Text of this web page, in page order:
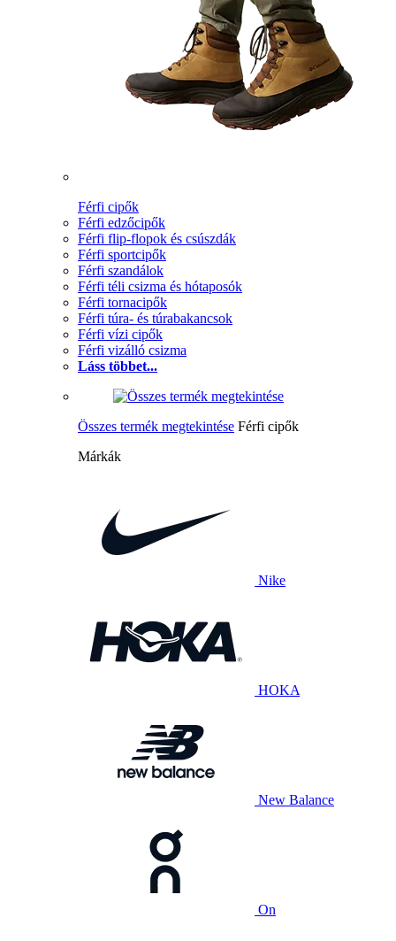
Férfi cipők
Férfi edzőcipők
Férfi flip-flopok és csúszdák
Férfi sportcipők
Férfi szandálok
Férfi téli csizma és hótaposók
Férfi tornacipők
Férfi túra- és túrabakancsok
Férfi vízi cipők
Férfi vizálló csizma
Láss többet...
Összes termék megtekintése Férfi cipők
Márkák
Nike
HOKA
New Balance
On